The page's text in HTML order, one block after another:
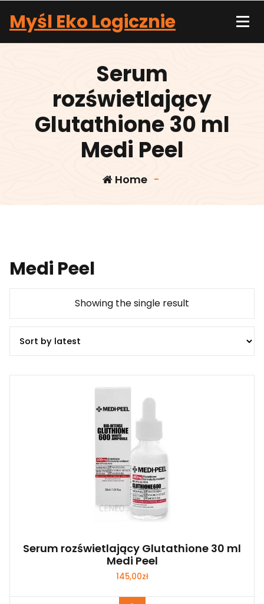
content
Myśl Eko Logicznie
Serum
rozświetlający
Glutathione 30 ml
Medi Peel
Home -
Medi Peel
Showing the single result
Serum rozświetlający Glutathione 30 ml
Medi Peel
145,00zł